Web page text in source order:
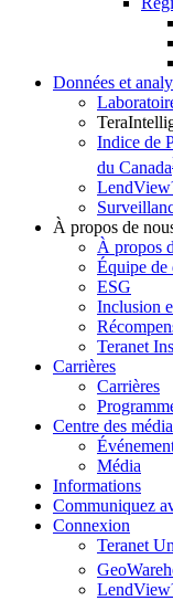
Données et
Indice de
du Canada
À propos de
À propos
Équipe de
ESG
Inclusion
Teranet
Carrières
Carrières
Centre des
Média
Informations
Communiquez
Connexion
Teranet